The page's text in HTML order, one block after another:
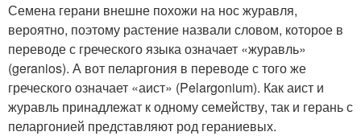
Семена герани внешне похожи на нос журавля,
вероятно, поэтому растение назвали словом, которое в
переводе с греческого языка означает «журавль»
(geranios). А вот пеларгония в переводе с того же
греческого означает «аист» (Pelargonium). Как аист и
журавль принадлежат к одному семейству, так и герань с
пеларгонией представляют род гераниевых.